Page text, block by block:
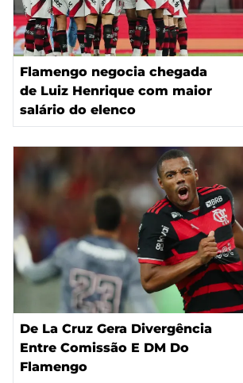
Flamengo negocia chegada
de Luiz Henrique com maior
salário do elenco
De La Cruz Gera Divergência
Entre Comissão E DM Do
Flamengo